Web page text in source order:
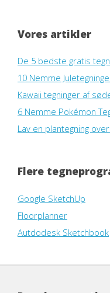
Vores artikler
De 5 bedste gratis
10 Nemme
Kawaii tegninger af
6 Nemme Pokémon
Lav en plantegning
Flere
Google SketchUp
Floorplanner
Autdodesk Sketchbook